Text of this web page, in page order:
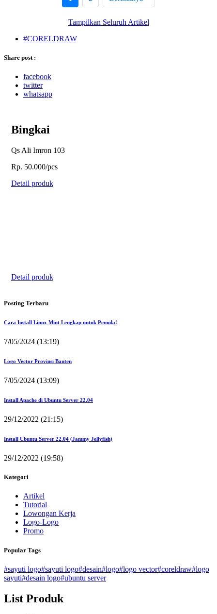
Tampilkan Seluruh Artikel
#CORELDRAW
Share post :
facebook
twitter
whatsapp
Bingkai
Qs Ali Imron 103
Rp. 50.000/pcs
Detail produk
Detail produk
Posting Terbaru
Cara Install Linux Mint Lengkap untuk Pemula!
7/05/2024 (13:19)
Logo Vector Provinsi Banten
7/05/2024 (13:09)
Install Apache di Ubuntu Server 22.04
29/12/2022 (21:15)
Install Ubuntu Server 22.04 (Jammy Jellyfish)
29/12/2022 (19:58)
Kategori
Artikel
Tutorial
Lowongan Kerja
Logo-Logo
Promo
Popular Tags
#sayuti logo#sayuti logo#desain#logo#logo vector#coreldraw#logo
sayuti#desain logo#ubuntu server
List Produk